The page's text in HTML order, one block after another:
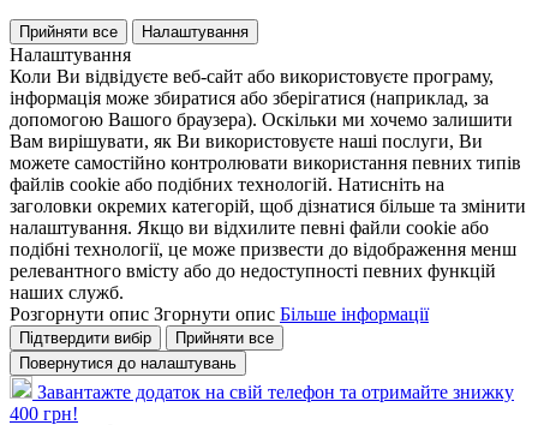
Прийняти все Налаштування
Налаштування
Коли Ви відвідуєте веб-сайт або використовуєте програму,
інформація може збиратися або зберігатися (наприклад, за
допомогою Вашого браузера). Оскільки ми хочемо залишити
Вам вирішувати, як Ви використовуєте наші послуги, Ви
можете самостійно контролювати використання певних типів
файлів cookie або подібних технологій. Натисніть на
заголовки окремих категорій, щоб дізнатися більше та змінити
налаштування. Якщо ви відхилите певні файли cookie або
подібні технології, це може призвести до відображення менш
релевантного вмісту або до недоступності певних функцій
наших служб.
Розгорнути опис Згорнути опис Більше інформації
Підтвердити вибір
Прийняти все
Повернутися до налаштувань
Завантажте додаток на свій телефон та отримайте знижку
400 грн!